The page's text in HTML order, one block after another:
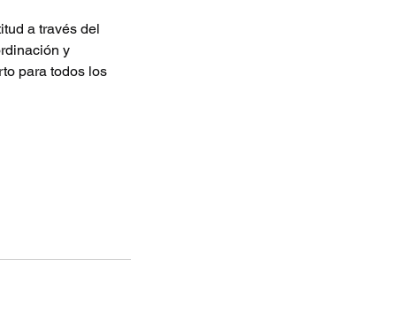
a través del
y
para todos los